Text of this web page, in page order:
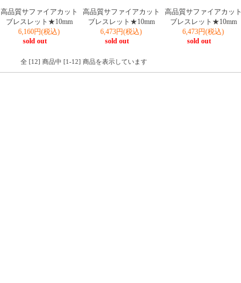
高品質サファイアカット
ブレスレット★10mm
6,160円(税込)
sold out
高品質サファイアカット
ブレスレット★10mm
6,473円(税込)
sold out
高品質サファイアカット
ブレスレット★10mm
6,473円(税込)
sold out
全 [12] 商品中 [1-12] 商品を表示しています